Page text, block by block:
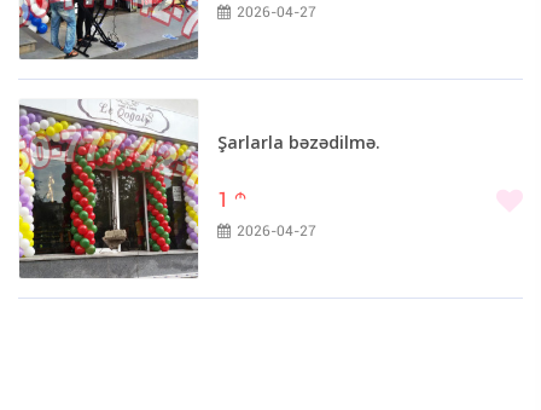
2026-04-27
Şarlarla bəzədilmə.
1 m
2026-04-27